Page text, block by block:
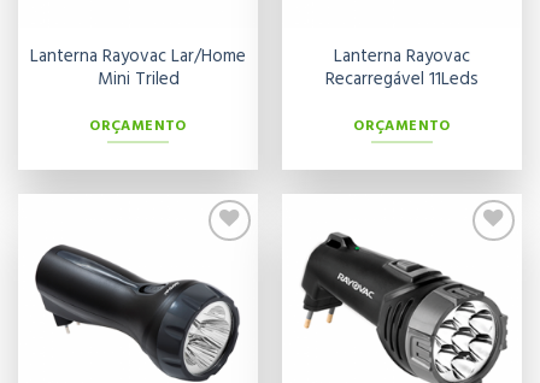
Lanterna Rayovac Lar/Home
Mini Triled
ORÇAMENTO
Lanterna Rayovac
Recarregável 11Leds
ORÇAMENTO
aos meus
desejos
aos meus
desejos